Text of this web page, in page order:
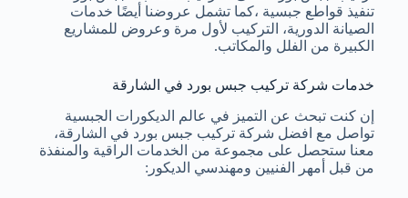
تنفيذ قواطع جبسية ،كما تشمل عروضنا أيضًا خدمات
الصيانة الدورية، التركيب لأول مرة وعروض للمشاريع
الكبيرة من الفلل والمكاتب.
خدمات شركة تركيب جبس بورد في الشارقة
إن كنت تبحث عن التميز في عالم الديكورات الجبسية
تواصل مع افضل شركة تركيب جبس بورد في الشارقة،
معنا ستحصل على مجموعة من الخدمات الراقية والمنفذة
من قبل أمهر الفنيين ومهندسي الديكور: